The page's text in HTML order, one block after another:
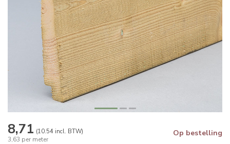
8,71 (10.54 incl. BTW)
3,63 per meter
Op bestelling